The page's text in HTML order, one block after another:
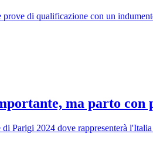
di qualificazione con un
ma parto con
Parigi 2024 dove rappresenterà